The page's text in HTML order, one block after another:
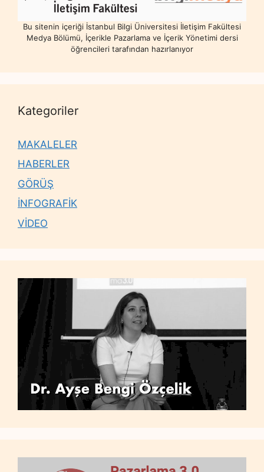
Bu sitenin içeriği İstanbul Bilgi Üniversitesi İletişim Fakültesi
Medya Bölümü, İçerikle Pazarlama ve İçerik Yönetimi dersi
öğrencileri tarafından hazırlanıyor
Kategoriler
MAKALELER
HABERLER
GÖRÜŞ
İNFOGRAFİK
VİDEO